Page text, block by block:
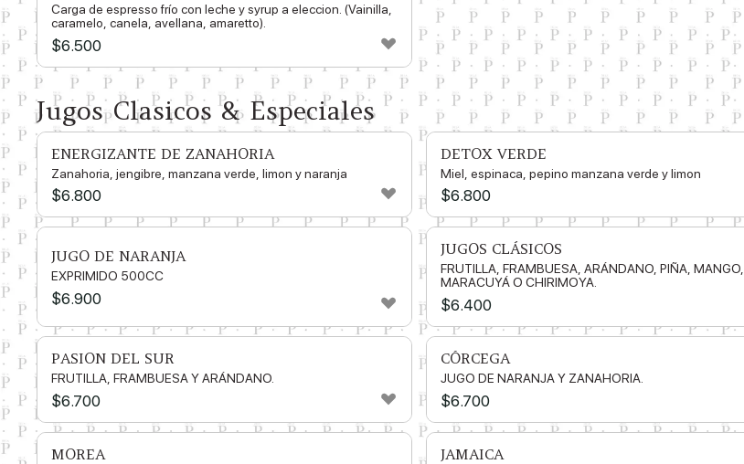
Carga de espresso frío con leche y syrup a eleccion. (Vainilla,
caramelo, canela, avellana, amaretto).
$6.500
Jugos Clasicos & Especiales
ENERGIZANTE DE ZANAHORIA
Zanahoria, jengibre, manzana verde, limon y naranja
$6.800
DETOX VERDE
Miel, espinaca, pepino manzana verde y limon
$6.800
JUGO DE NARANJA
EXPRIMIDO 500CC
$6.900
JUGOS CLÁSICOS
FRUTILLA, FRAMBUESA, ARÁNDANO, PIÑA, MANGO,
MARACUYÁ O CHIRIMOYA.
$6.400
PASION DEL SUR
FRUTILLA, FRAMBUESA Y ARÁNDANO.
$6.700
CÓRCEGA
JUGO DE NARANJA Y ZANAHORIA.
$6.700
MOREA JAMAICA